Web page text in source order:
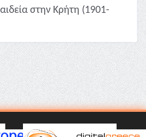
στην Κρήτη (1901-